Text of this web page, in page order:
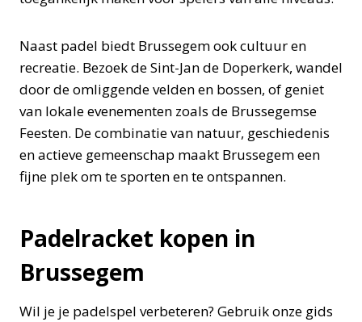
Naast padel biedt Brussegem ook cultuur en
recreatie. Bezoek de Sint-Jan de Doperkerk, wandel
door de omliggende velden en bossen, of geniet
van lokale evenementen zoals de Brussegemse
Feesten. De combinatie van natuur, geschiedenis
en actieve gemeenschap maakt Brussegem een
fijne plek om te sporten en te ontspannen.
Padelracket kopen in
Brussegem
Wil je je padelspel verbeteren? Gebruik onze gids